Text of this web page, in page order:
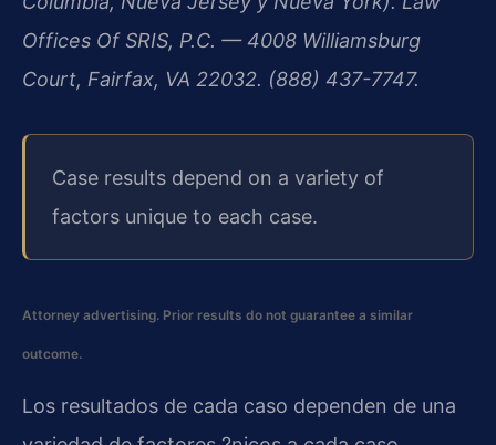
Offices Of SRIS, P.C. — 4008 Williamsburg
Court, Fairfax, VA 22032. (888) 437-7747.
Case results depend on a variety of
factors unique to each case.
Attorney advertising. Prior results do not guarantee a similar
outcome.
Los resultados de cada caso dependen de una